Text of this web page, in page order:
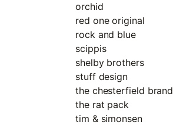
orchid
red one original
rock and blue
scippis
shelby brothers
stuff design
the chesterfield brand
the rat pack
tim & simonsen